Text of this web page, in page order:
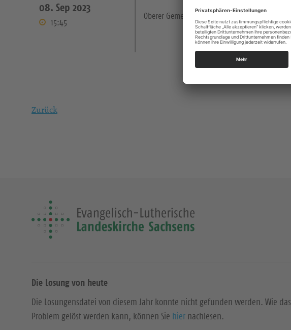
08. Sep 2023
15:45
Oberer Gemeinderaum
Zurück
Die Losung von heute
Die Losungensdatei von diesem Jahr konnte nicht gefunden werden. Wie das
Problem gelöst werden kann, können Sie hier nachlesen.